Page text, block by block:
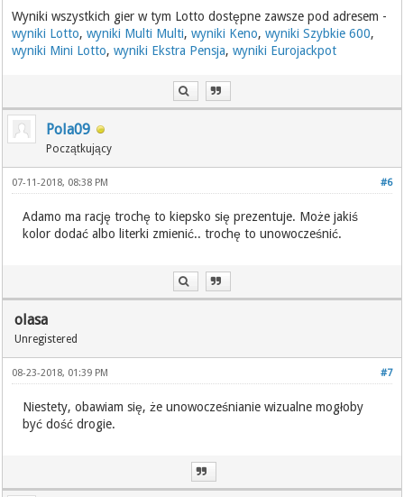
Wyniki wszystkich gier w tym Lotto dostępne zawsze pod adresem -
wyniki Lotto,wyniki Multi Multi,wyniki Keno,wyniki Szybkie 600,
wyniki Mini Lotto,wyniki Ekstra Pensja,wyniki Eurojackpot
Pola09
Początkujący
#6
07-11-2018, 08:38 PM
Adamo ma rację trochę to kiepsko się prezentuje. Może jakiś
kolor dodać albo literki zmienić.. trochę to unowocześnić.
olasa
Unregistered
#7
08-23-2018, 01:39 PM
Niestety, obawiam się, że unowocześnianie wizualne mogłoby
być dość drogie.